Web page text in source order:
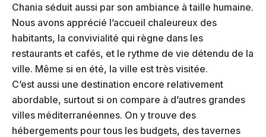
Chania séduit aussi par son ambiance à taille humaine.
Nous avons apprécié l’accueil chaleureux des
habitants, la convivialité qui règne dans les
restaurants et cafés, et le rythme de vie détendu de la
ville. Même si en été, la ville est très visitée.
C’est aussi une destination encore relativement
abordable, surtout si on compare à d’autres grandes
villes méditerranéennes. On y trouve des
hébergements pour tous les budgets, des tavernes